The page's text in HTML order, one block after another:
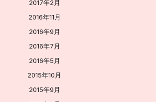
2017年2月
2016年11月
2016年9月
2016年7月
2016年5月
2015年10月
2015年9月